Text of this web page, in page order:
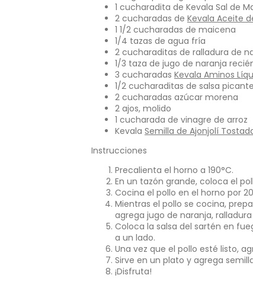
nueva
ventana.
1 cucharadita de Kevala Sal de
2 cucharadas de Kevala Aceite
1 1/2 cucharadas de maicena
1/4 tazas de agua fría
2 cucharaditas de ralladura de
1/3 taza de jugo de naranja
3 cucharadas Kevala Aminos
1/2 cucharaditas de salsa
2 cucharadas azúcar morena
2 ajos, molido
1 cucharada de vinagre de arroz
Kevala Semilla de Ajonjolí
Instrucciones
Precalienta el horno a 190°C.
En un tazón grande, coloca el
Cocina el pollo en el horno por
Mientras el pollo se cocina,
agrega jugo de naranja,
Coloca la salsa del sartén en
a un lado.
Una vez que el pollo esté listo,
Sirve en un plato y agrega
¡Disfruta!